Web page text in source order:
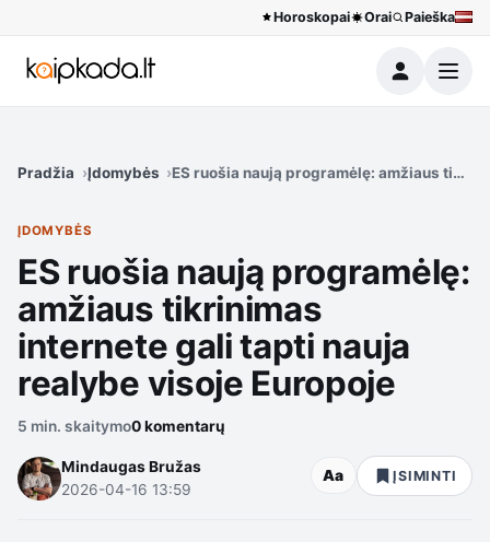
Horoskopai Orai Paieška
Meniu
Pradžia Įdomybės ES ruošia naują programėlę: amžiaus
ĮDOMYBĖS
ES ruošia naują programėlę:
amžiaus tikrinimas
internete gali tapti nauja
realybe visoje Europoje
5 min. skaitymo0 komentarų
Mindaugas Bružas
2026-04-16 13:59
Aa ĮSIMINTI